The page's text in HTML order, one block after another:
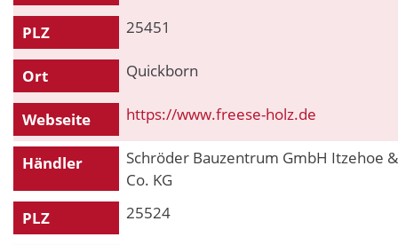
PLZ 25451
Ort Quickborn
Webseite https://www.freese-holz.de
Händler
Schröder Bauzentrum GmbH Itzehoe &
Co. KG
PLZ
25524